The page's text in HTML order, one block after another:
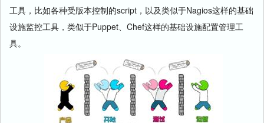
工具，比如各种受版本控制的script，以及类似于Nagios这样的基础
设施监控工具，类似于Puppet、Chef这样的基础设施配置管理工
具。